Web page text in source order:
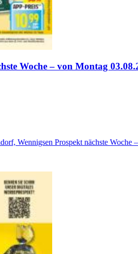
Woche – von Montag
Wennigsen Prospekt nächste